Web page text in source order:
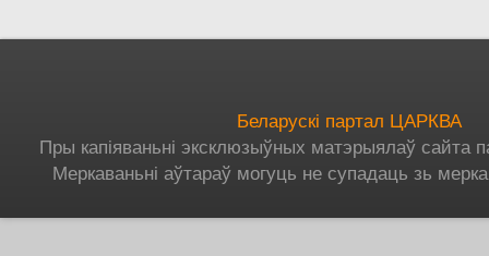
Беларускі партал ЦАРКВА
Пры капіяваньні эксклюзыўных матэрыялаў сайта
Меркаваньні аўтараў могуць не супадаць зь